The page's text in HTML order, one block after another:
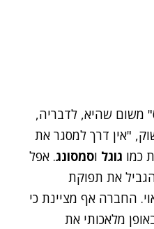
משום שהיא, לדבריה,
"אין דרך למסגר את
כמו גוגל וסמסונג. אפל
את תפוקת
החברה אף מציינת כי
מלאכותי את